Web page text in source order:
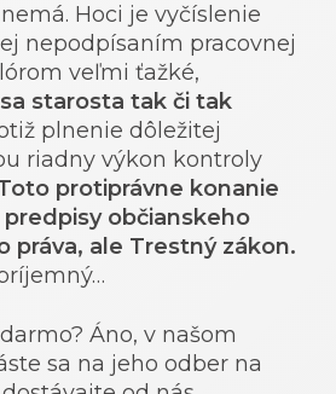
Hoci je vyčíslenie
nepodpísaním pracovnej
veľmi ťažké,
starosta tak či tak
plnenie dôležitej
riadny výkon kontroly
protiprávne konanie
predpisy občianskeho
práva, ale Trestný zákon.
Áno, v našom
sa na jeho odber na